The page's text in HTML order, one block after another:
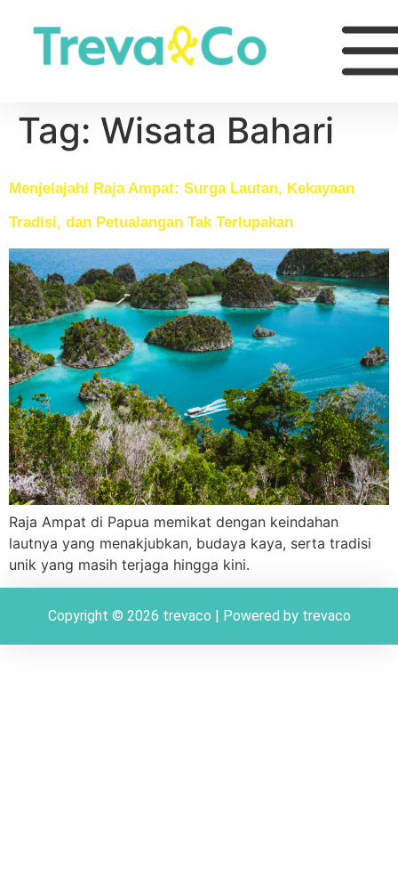
Tag: Wisata Bahari
Menjelajahi Raja Ampat: Surga Lautan, Kekayaan
Tradisi, dan Petualangan Tak Terlupakan
Raja Ampat di Papua memikat dengan keindahan
lautnya yang menakjubkan, budaya kaya, serta tradisi
unik yang masih terjaga hingga kini.
Copyright © 2026 trevaco | Powered by trevaco